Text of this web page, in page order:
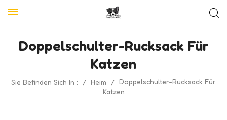
Doppelschulter-Rucksack Für
Katzen
Sie Befinden Sich In : / Heim / Doppelschulter-Rucksack Für
Katzen